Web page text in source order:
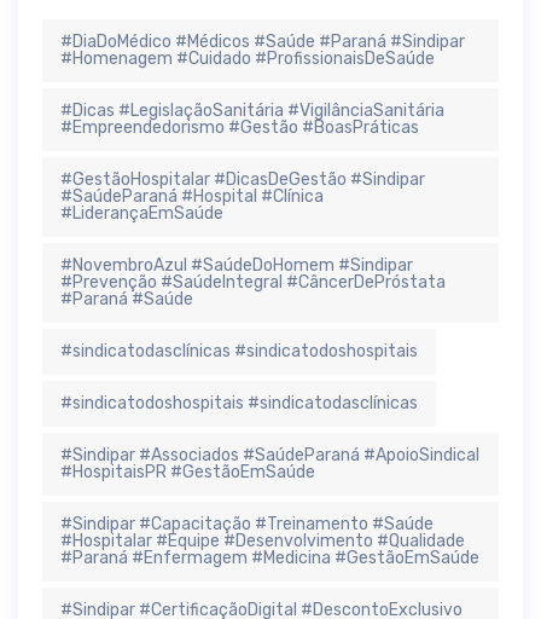
#DiaDoMédico #Médicos #Saúde #Paraná #Sindipar
#Homenagem #Cuidado #ProfissionaisDeSaúde
#Dicas #LegislaçãoSanitária #VigilânciaSanitária
#Empreendedorismo #Gestão #BoasPráticas
#GestãoHospitalar #DicasDeGestão #Sindipar
#SaúdeParaná #Hospital #Clínica
#LiderançaEmSaúde
#NovembroAzul #SaúdeDoHomem #Sindipar
#Prevenção #SaúdeIntegral #CâncerDePróstata
#Paraná #Saúde
#sindicatodasclínicas #sindicatodoshospitais
#sindicatodoshospitais #sindicatodasclínicas
#Sindipar #Associados #SaúdeParaná #ApoioSindical
#HospitaisPR #GestãoEmSaúde
#Sindipar #Capacitação #Treinamento #Saúde
#Hospitalar #Equipe #Desenvolvimento #Qualidade
#Paraná #Enfermagem #Medicina #GestãoEmSaúde
#Sindipar #CertificaçãoDigital #DescontoExclusivo